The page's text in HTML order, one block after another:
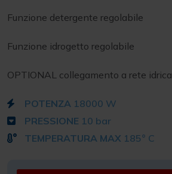
Funzione detergente regolabile
Funzione idrogetto regolabile
OPTIONAL collegamento a rete idrica
POTENZA 18000 W
PRESSIONE 10 bar
TEMPERATURA MAX 185° C